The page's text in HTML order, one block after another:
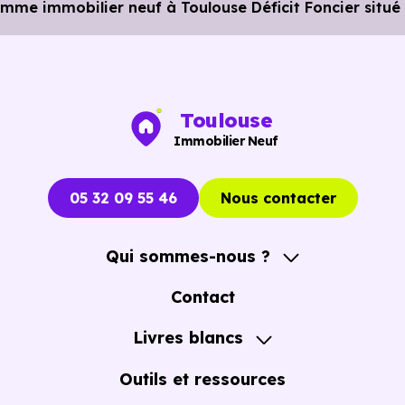
immobilier neuf à Toulouse Déficit Foncier
Toulouse
Immobilier Neuf
05 32 09 55 46 Nous contacter
Qui sommes-nous ?
A propos
Contact
Livres blancs
Guide de l'Achat immobilier neuf en VEFA
Outils et ressources